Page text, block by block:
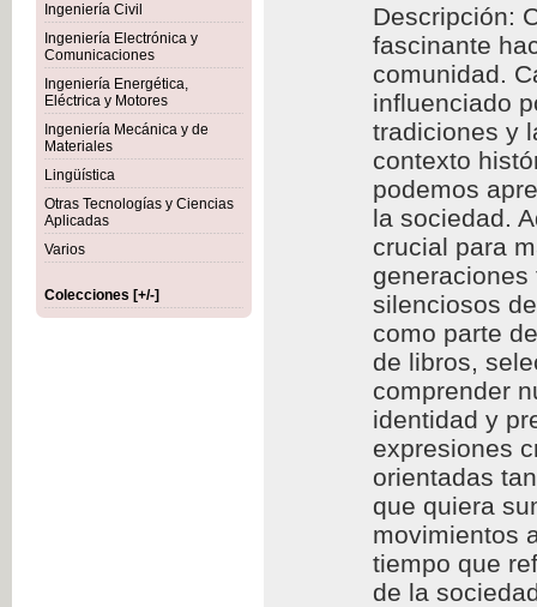
Ingeniería Civil
Ingeniería Electrónica y
Comunicaciones
Ingeniería Energética,
Eléctrica y Motores
Ingeniería Mecánica y de
Materiales
Lingüística
Otras Tecnologías y Ciencias
Aplicadas
Varios
Colecciones [+/-]
Descripción:
fascinante
comunidad.
influenciado
tradiciones y
contexto
podemos
la sociedad.
crucial para
silenciosos
como parte
de libros,
comprender
identidad y
expresiones
orientadas
que quiera
movimientos
tiempo que
de la